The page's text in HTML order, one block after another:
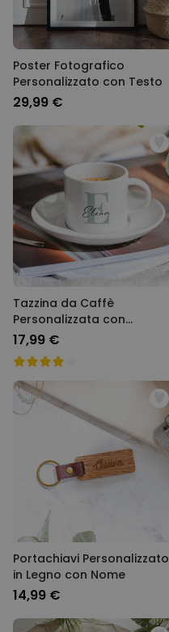
Poster Fotografico
Personalizzato con Testo
29,99 €
Tazzina da Caffè
Personalizzata con
Monogramma
17,99 €
Portachiavi Personalizzato
in Legno con Nome
14,99 €